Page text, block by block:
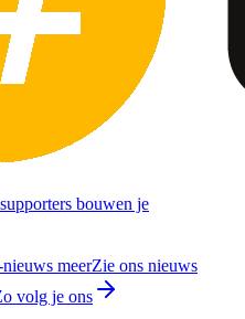
bouwen je
meerZie ons nieuws
volg je ons